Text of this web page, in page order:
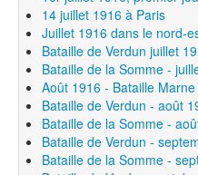
14 juillet 1916 à Paris
Juillet 1916 dans le nord-
Bataille de Verdun juillet
Bataille de la Somme -
Août 1916 - Bataille
Bataille de Verdun - août
Bataille de la Somme -
Bataille de Verdun -
Bataille de la Somme -